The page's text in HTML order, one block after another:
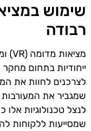
שימוש
רבודה
ייחודיות בתחום
לצרכנים לחוות את
שמגביר את
לנצל טכנולוגיות אלו
שמסייעות ללקוחות